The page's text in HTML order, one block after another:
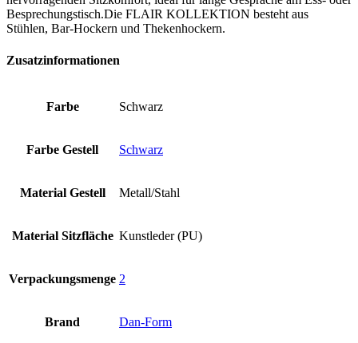
Besprechungstisch.Die FLAIR KOLLEKTION besteht aus
Stühlen, Bar-Hockern und Thekenhockern.
Zusatzinformationen
Farbe Schwarz
Farbe Gestell Schwarz
Material Gestell Metall/Stahl
Material Sitzfläche Kunstleder (PU)
Verpackungsmenge 2
Brand Dan-Form